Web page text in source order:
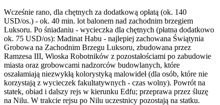
Wcześnie rano, dla chętnych za dodatkową opłatą (ok. 140
USD/os.) - ok. 40 min. lot balonem nad zachodnim brzegiem
Luksoru. Po śniadaniu - wycieczka dla chętnych (płatna dodatkowo
ok. 75 USD/os): Madinat Habu - najlepiej zachowana Świątynia
Grobowa na Zachodnim Brzegu Luksoru, zbudowana przez
Ramzesa III, Wioska Robotników z pozostałościami po zabudowie
miasta oraz grobowcami nadzorców budowlanych, które
oszałamiają niezwykłą kolorystyką malowideł (dla osób, które nie
korzystają z wycieczek fakultatywnych - czas wolny). Powrót na
statek, obiad i dalszy rejs w kierunku Edfu; przeprawa przez śluzę
na Nilu. W trakcie rejsu po Nilu uczestnicy pozostają na statku.